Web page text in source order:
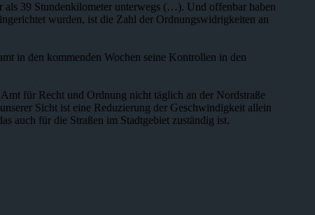
als 39 Stundenkilometer unterwegs (…). Und offenbar haben
wurden, ist die Zahl der Ordnungswidrigkeiten an
in den kommenden Wochen seine Kontrollen in den
für Recht und Ordnung nicht täglich an der Nordstraße
Sicht ist eine Reduzierung der Geschwindigkeit allein
auch für die Straßen im Stadtgebiet zuständig ist.